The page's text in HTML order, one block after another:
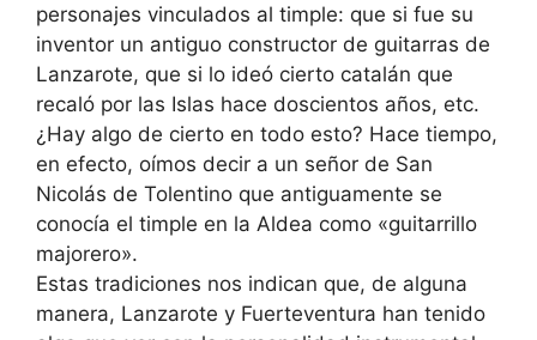
personajes vinculados al timple: que si fue su
inventor un antiguo constructor de guitarras de
Lanzarote, que si lo ideó cierto catalán que
recaló por las Islas hace doscientos años, etc.
¿Hay algo de cierto en todo esto? Hace tiempo,
en efecto, oímos decir a un señor de San
Nicolás de Tolentino que antiguamente se
conocía el timple en la Aldea como «guitarrillo
majorero».
Estas tradiciones nos indican que, de alguna
manera, Lanzarote y Fuerteventura han tenido